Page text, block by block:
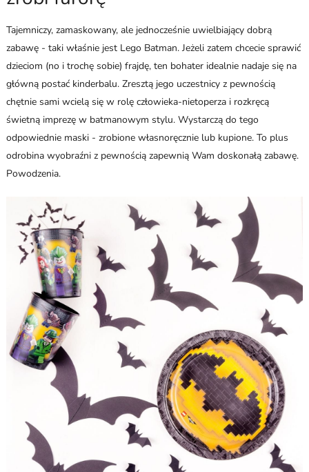
Tajemniczy, zamaskowany, ale jednocześnie uwielbiający dobrą
zabawę - taki właśnie jest Lego Batman. Jeżeli zatem chcecie sprawić
dzieciom (no i trochę sobie) frajdę, ten bohater idealnie nadaje się na
główną postać kinderbalu. Zresztą jego uczestnicy z pewnością
chętnie sami wcielą się w rolę człowieka-nietoperza i rozkręcą
świetną imprezę w batmanowym stylu. Wystarczą do tego
odpowiednie maski - zrobione własnoręcznie lub kupione. To plus
odrobina wyobraźni z pewnością zapewnią Wam doskonałą zabawę.
Powodzenia.